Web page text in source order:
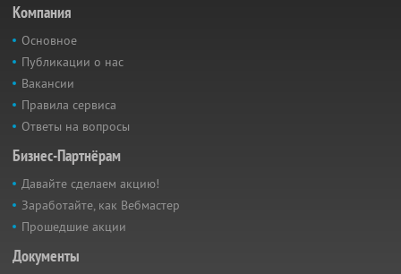
Компания
Основное
Публикации о нас
Вакансии
Правила сервиса
Ответы на вопросы
Бизнес-Партнёрам
Давайте сделаем акцию!
Заработайте, как Вебмастер
Прошедшие акции
Документы